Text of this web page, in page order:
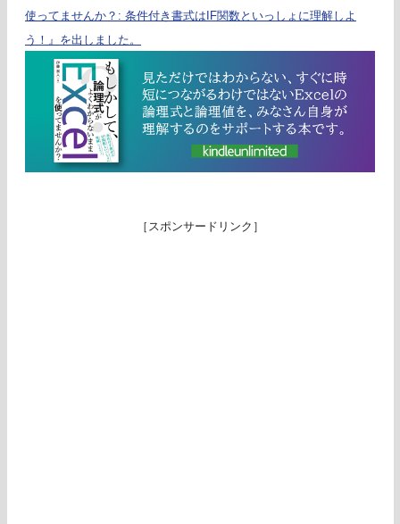
使ってませんか？: 条件付き書式はIF関数といっしょに理解しよ
う！』を出しました。
［スポンサードリンク］